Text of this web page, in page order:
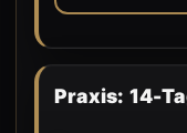
Praxis: 14-